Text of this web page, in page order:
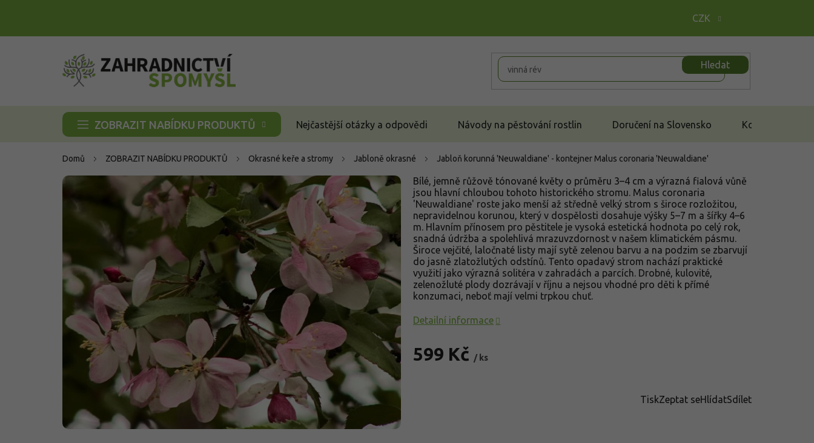
CZK
Hledat
ZOBRAZIT NABÍDKU PRODUKTŮ Nejčastější otázky a odpovědi Návody na pěstování rostlin Doručení na Slovensko Kontakt
Domů ZOBRAZIT NABÍDKU PRODUKTŮ Okrasné keře a stromy Jabloně okrasné Jabloň korunná 'Neuwaldiane' - kontejnerMalus coronaria 'Neuwaldiane'
599 Kč / ks
Bílé, jemně růžově tónované květy o průměru 3–4 cm a výrazná fialová vůně
jsou hlavní chloubou tohoto historického stromu. Malus coronaria
'Neuwaldiane' roste jako menší až středně velký strom s široce rozložitou,
nepravidelnou korunou, který v dospělosti dosahuje výšky 5–7 m a šířky 4–6
m. Hlavním přínosem pro pěstitele je vysoká estetická hodnota po celý rok,
snadná údržba a spolehlivá mrazuvzdornost v našem klimatickém pásmu.
Široce vejčité, laločnaté listy mají sytě zelenou barvu a na podzim se zbarvují
do jasně zlatožlutých odstínů. Tento opadavý strom nachází praktické
využití jako výrazná solitéra v zahradách a parcích. Drobné, kulovité,
zelenožluté plody dozrávají v říjnu a nejsou vhodné pro děti k přímé
konzumaci, neboť mají velmi trpkou chuť.
Detailní informace
TiskZeptat seHlídatSdílet